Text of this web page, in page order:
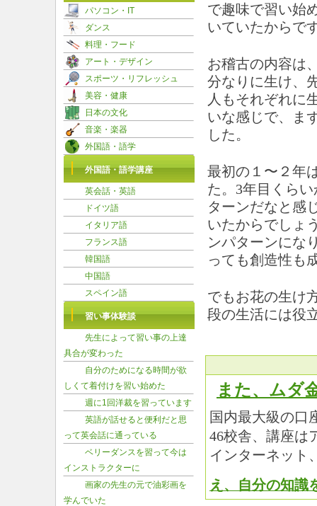
で趣味で習い始
いていたからで
お稽古の内容は
分なりに生け、
人もそれぞれに
いな感じで、ま
した。
最初の１〜２年
た。3年目くら
ターンだなと感
いたからでしょ
ンパターンにな
っても創造性も
でもお花の生け
段の生活には役
また、ムダ
国内最大級の口
46校舎、講座は
インターネット
え、自分の知識
パソコン・IT
ダンス
料理・フード
アート・デザイン
スポーツ・リフレッシュ
美容・健康
日本の文化
音楽・楽器
外国語・語学
外国語・語学講座
英会話・英語
ドイツ語
イタリア語
フランス語
韓国語
中国語
スペイン語
習い事体験談
先生によって習い事の上達
具合が変わった
自分のためになる時間が欲
しくて着付けを習い始めた
週に1回洋裁を習っています
英語が話せると便利だと思
って英会話に通っている
ベリーダンスを習って今は
インストラクターに
画家の先生の元で油彩画を
学んでいた